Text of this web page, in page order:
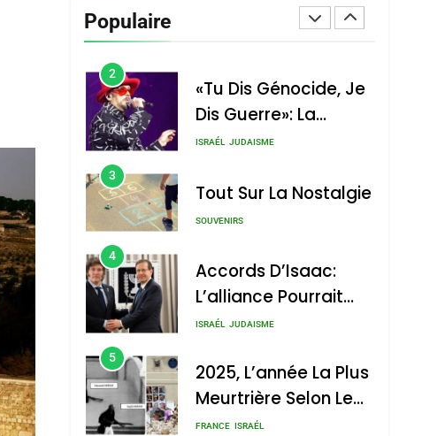
Populaire
Vanessa De Loya
2
«Tu Dis Génocide, Je
Dis Guerre»: La
Nouvelle Chanson De
ISRAÉL JUDAISME
3
Tout Sur La Nostalgie
SOUVENIRS
4
Accords D’Isaac:
L’alliance Pourrait
S’étendre À 13 Pays
ISRAÉL JUDAISME
5
2025, L’année La Plus
Meurtrière Selon Le
Rapport D’ADL
FRANCE ISRAÉL